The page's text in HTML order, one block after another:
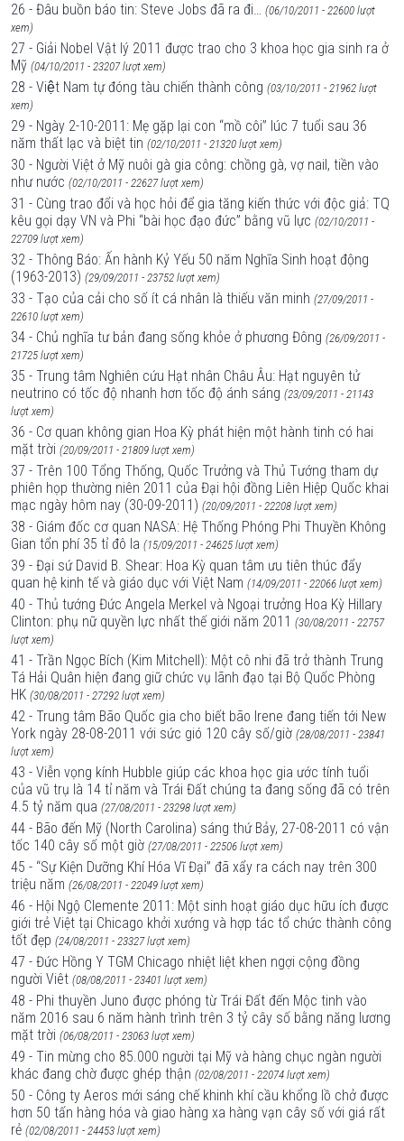
26 - Đâu buồn báo tin: Steve Jobs đã ra đi… (06/10/2011 - 22600 lượt
xem)
27 - Giải Nobel Vật lý 2011 được trao cho 3 khoa học gia sinh ra ở
Mỹ (04/10/2011 - 23207 lượt xem)
28 - Việt Nam tự đóng tàu chiến thành công (03/10/2011 - 21962 lượt
xem)
29 - Ngày 2-10-2011: Mẹ gặp lại con “mồ côi” lúc 7 tuổi sau 36
năm thất lạc và biệt tin (02/10/2011 - 21320 lượt xem)
30 - Người Việt ở Mỹ nuôi gà gia công: chồng gà, vợ nail, tiền vào
như nước (02/10/2011 - 22627 lượt xem)
31 - Cùng trao đổi và học hỏi để gia tăng kiến thức với độc giả: TQ
kêu gọi dạy VN và Phi “bài học đạo đức” bằng vũ lực (02/10/2011 -
22709 lượt xem)
32 - Thông Báo: Ấn hành Kỷ Yếu 50 năm Nghĩa Sinh hoạt động
(1963-2013) (29/09/2011 - 23752 lượt xem)
33 - Tạo của cải cho số ít cá nhân là thiếu văn minh (27/09/2011 -
22610 lượt xem)
34 - Chủ nghĩa tư bản đang sống khỏe ở phương Đông (26/09/2011 -
21725 lượt xem)
35 - Trung tâm Nghiên cứu Hạt nhân Châu Âu: Hạt nguyên tử
neutrino có tốc độ nhanh hơn tốc độ ánh sáng (23/09/2011 - 21143
lượt xem)
36 - Cơ quan không gian Hoa Kỳ phát hiện một hành tinh có hai
mặt trời (20/09/2011 - 21809 lượt xem)
37 - Trên 100 Tổng Thống, Quốc Trưởng và Thủ Tướng tham dự
phiên họp thường niên 2011 của Đại hội đồng Liên Hiệp Quốc khai
mạc ngày hôm nay (30-09-2011) (20/09/2011 - 22208 lượt xem)
38 - Giám đốc cơ quan NASA: Hệ Thống Phóng Phi Thuyền Không
Gian tổn phí 35 tỉ đô la (15/09/2011 - 24625 lượt xem)
39 - Đại sứ David B. Shear: Hoa Kỳ quan tâm ưu tiên thúc đẩy
quan hệ kinh tế và giáo dục với Việt Nam (14/09/2011 - 22066 lượt xem)
40 - Thủ tướng Đức Angela Merkel và Ngoại trưởng Hoa Kỳ Hillary
Clinton: phụ nữ quyền lực nhất thế giới năm 2011 (30/08/2011 - 22757
lượt xem)
41 - Trần Ngọc Bích (Kim Mitchell): Một cô nhi đã trở thành Trung
Tá Hải Quân hiện đang giữ chức vụ lãnh đạo tại Bộ Quốc Phòng
HK (30/08/2011 - 27292 lượt xem)
42 - Trung tâm Bão Quốc gia cho biết bão Irene đang tiến tới New
York ngày 28-08-2011 với sức gió 120 cây số/giờ (28/08/2011 - 23841
lượt xem)
43 - Viễn vọng kính Hubble giúp các khoa học gia ước tính tuổi
của vũ trụ là 14 tỉ năm và Trái Đất chúng ta đang sống đã có trên
4.5 tỷ năm qua (27/08/2011 - 23298 lượt xem)
44 - Bão đến Mỹ (North Carolina) sáng thứ Bảy, 27-08-2011 có vận
tốc 140 cây số một giờ (27/08/2011 - 22506 lượt xem)
45 - “Sự Kiện Dưỡng Khí Hóa Vĩ Đại” đã xẩy ra cách nay trên 300
triệu năm (26/08/2011 - 22049 lượt xem)
46 - Hội Ngộ Clemente 2011: Một sinh hoạt giáo dục hữu ích được
giới trẻ Việt tại Chicago khởi xướng và hợp tác tổ chức thành công
tốt đẹp (24/08/2011 - 23327 lượt xem)
47 - Đức Hồng Y TGM Chicago nhiệt liệt khen ngợi cộng đồng
người Viêt (08/08/2011 - 23401 lượt xem)
48 - Phi thuyền Juno được phóng từ Trái Đất đến Mộc tinh vào
năm 2016 sau 6 năm hành trình trên 3 tỷ cây số bằng năng lương
mặt trời (06/08/2011 - 23063 lượt xem)
49 - Tin mừng cho 85.000 người tại Mỹ và hàng chục ngàn người
khác đang chờ được ghép thận (02/08/2011 - 22074 lượt xem)
50 - Công ty Aeros mới sáng chế khinh khí cầu khổng lồ chở được
hơn 50 tấn hàng hóa và giao hàng xa hàng vạn cây số với giá rất
rẻ (02/08/2011 - 24453 lượt xem)